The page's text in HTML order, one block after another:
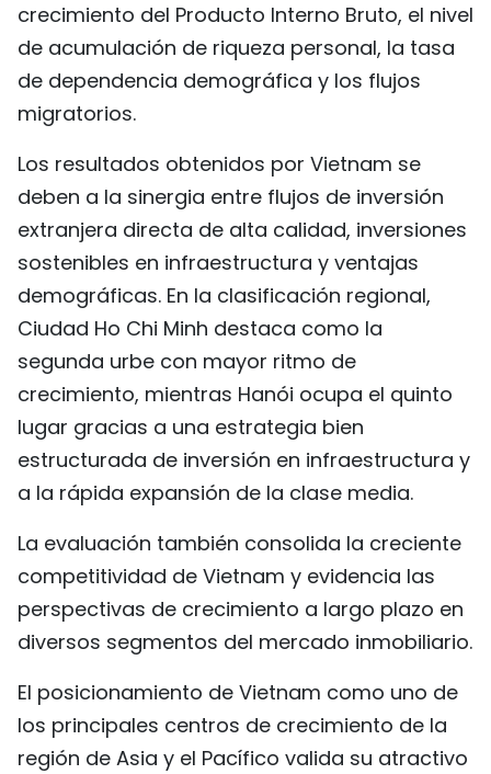
crecimiento del Producto Interno Bruto, el nivel
de acumulación de riqueza personal, la tasa
de dependencia demográfica y los flujos
migratorios.
Los resultados obtenidos por Vietnam se
deben a la sinergia entre flujos de inversión
extranjera directa de alta calidad, inversiones
sostenibles en infraestructura y ventajas
demográficas. En la clasificación regional,
Ciudad Ho Chi Minh destaca como la
segunda urbe con mayor ritmo de
crecimiento, mientras Hanói ocupa el quinto
lugar gracias a una estrategia bien
estructurada de inversión en infraestructura y
a la rápida expansión de la clase media.
La evaluación también consolida la creciente
competitividad de Vietnam y evidencia las
perspectivas de crecimiento a largo plazo en
diversos segmentos del mercado inmobiliario.
El posicionamiento de Vietnam como uno de
los principales centros de crecimiento de la
región de Asia y el Pacífico valida su atractivo